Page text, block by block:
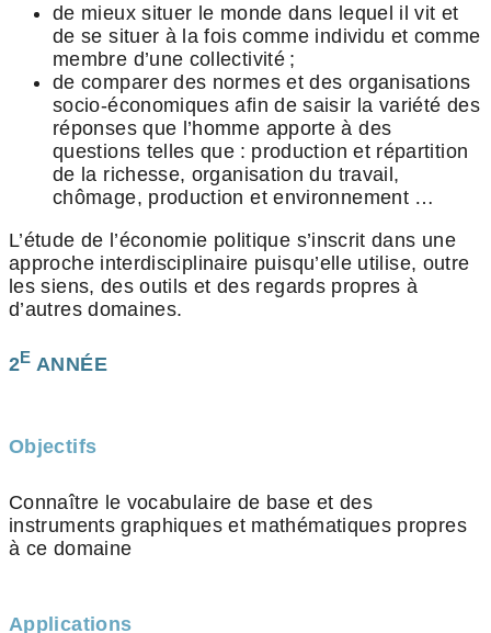
de mieux situer le monde dans lequel il vit et
de se situer à la fois comme individu et comme
membre d’une collectivité ;
de comparer des normes et des organisations
socio-économiques afin de saisir la variété des
réponses que l’homme apporte à des
questions telles que : production et répartition
de la richesse, organisation du travail,
chômage, production et environnement …
L’étude de l’économie politique s’inscrit dans une
approche interdisciplinaire puisqu’elle utilise, outre
les siens, des outils et des regards propres à
d’autres domaines.
2E ANNÉE
Objectifs
Connaître le vocabulaire de base et des
instruments graphiques et mathématiques propres
à ce domaine
Applications